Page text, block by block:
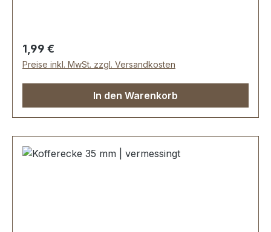
Regulärer Preis:
1,99 €
Preise inkl. MwSt. zzgl. Versandkosten
In den Warenkorb